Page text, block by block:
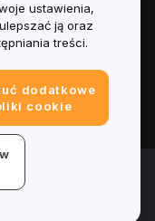
ustawienia,
ją oraz
treści.
dodatkowe
cookie